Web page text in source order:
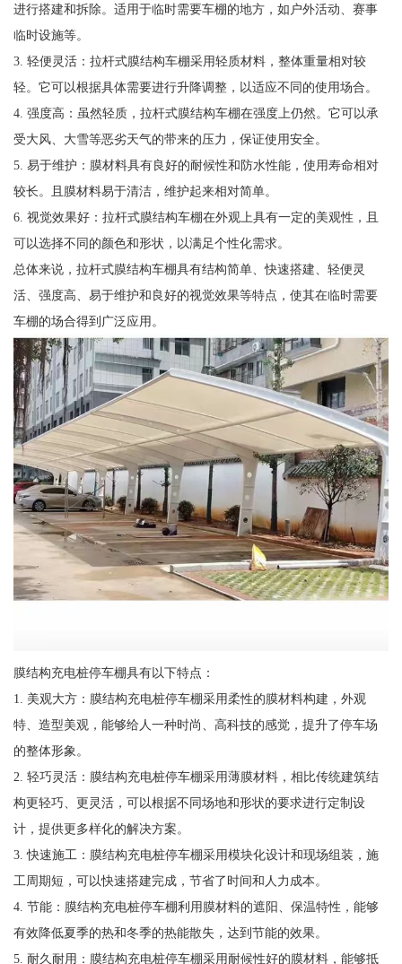
进行搭建和拆除。适用于临时需要车棚的地方，如户外活动、赛事
临时设施等。
3. 轻便灵活：拉杆式膜结构车棚采用轻质材料，整体重量相对较
轻。它可以根据具体需要进行升降调整，以适应不同的使用场合。
4. 强度高：虽然轻质，拉杆式膜结构车棚在强度上仍然。它可以承
受大风、大雪等恶劣天气的带来的压力，保证使用安全。
5. 易于维护：膜材料具有良好的耐候性和防水性能，使用寿命相对
较长。且膜材料易于清洁，维护起来相对简单。
6. 视觉效果好：拉杆式膜结构车棚在外观上具有一定的美观性，且
可以选择不同的颜色和形状，以满足个性化需求。
总体来说，拉杆式膜结构车棚具有结构简单、快速搭建、轻便灵
活、强度高、易于维护和良好的视觉效果等特点，使其在临时需要
车棚的场合得到广泛应用。
膜结构充电桩停车棚具有以下特点：
1. 美观大方：膜结构充电桩停车棚采用柔性的膜材料构建，外观
特、造型美观，能够给人一种时尚、高科技的感觉，提升了停车场
的整体形象。
2. 轻巧灵活：膜结构充电桩停车棚采用薄膜材料，相比传统建筑结
构更轻巧、更灵活，可以根据不同场地和形状的要求进行定制设
计，提供更多样化的解决方案。
3. 快速施工：膜结构充电桩停车棚采用模块化设计和现场组装，施
工周期短，可以快速搭建完成，节省了时间和人力成本。
4. 节能：膜结构充电桩停车棚利用膜材料的遮阳、保温特性，能够
有效降低夏季的热和冬季的热能散失，达到节能的效果。
5. 耐久耐用：膜结构充电桩停车棚采用耐候性好的膜材料，能够抵